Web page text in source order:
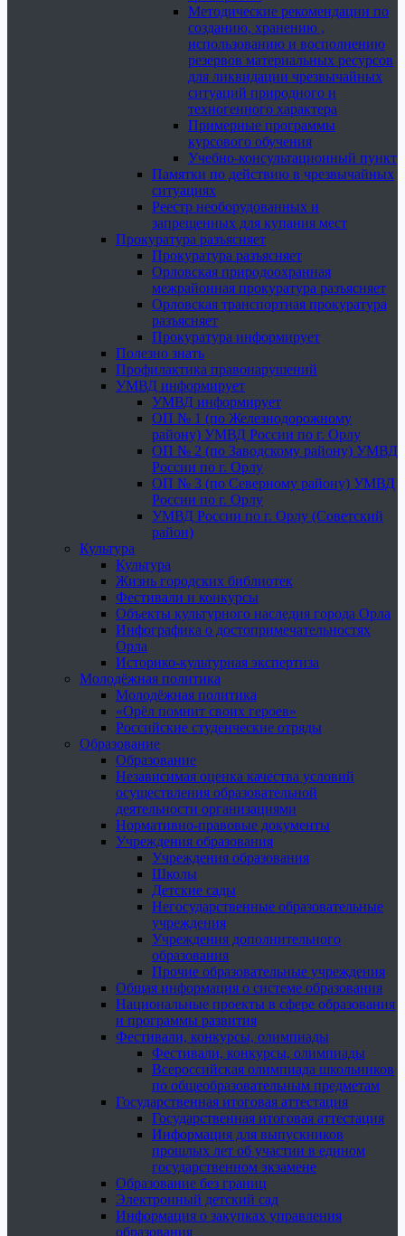
Методические рекомендации по
созданию, хранению ,
использованию и восполнению
резервов материальных ресурсов
для ликвидации чрезвычайных
ситуаций природного и
техногенного характера
Примерные программы
курсового обучения
Учебно-консультационный пункт
Памятки по действию в чрезвычайных
ситуациях
Реестр необорудованных и
запрещенных для купания мест
Прокуратура разъясняет
Прокуратура разъясняет
Орловская природоохранная
межрайонная прокуратура разъясняет
Орловская транспортная прокуратура
разъясняет
Прокуратура информирует
Полезно знать
Профилактика правонарушений
УМВД информирует
УМВД информирует
ОП № 1 (по Железнодорожному
району) УМВД России по г. Орлу
ОП № 2 (по Заводскому району) УМВД
России по г. Орлу
ОП № 3 (по Северному району) УМВД
России по г. Орлу
УМВД России по г. Орлу (Советский
район)
Культура
Культура
Жизнь городских библиотек
Фестивали и конкурсы
Объекты культурного наследия города Орла
Инфографика о достопримечательностях
Орла
Историко-культурная экспертиза
Молодёжная политика
Молодёжная политика
«Орёл помнит своих героев»
Российские студенческие отряды
Образование
Образование
Независимая оценка качества условий
осуществления образовательной
деятельности организациями
Нормативно-правовые документы
Учреждения образования
Учреждения образования
Школы
Детские сады
Негосударственные образовательные
учреждения
Учреждения дополнительного
образования
Прочие образовательные учреждения
Общая информация о системе образования
Национальные проекты в сфере образования
и программы развития
Фестивали, конкурсы, олимпиады
Фестивали, конкурсы, олимпиады
Всероссийская олимпиада школьников
по общеобразовательным предметам
Государственная итоговая аттестация
Государственная итоговая аттестация
Информация для выпускников
прошлых лет об участии в едином
государственном экзамене
Образование без границ
Электронный детский сад
Информация о закупках управления
образования